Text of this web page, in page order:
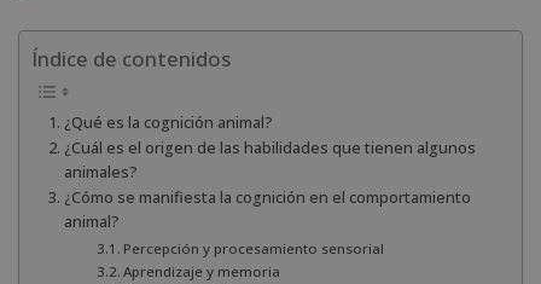
Índice de contenidos
¿Qué es la cognición animal?
¿Cuál es el origen de las habilidades que tienen algunos
animales?
¿Cómo se manifiesta la cognición en el comportamiento
animal?
Percepción y procesamiento sensorial
Aprendizaje y memoria